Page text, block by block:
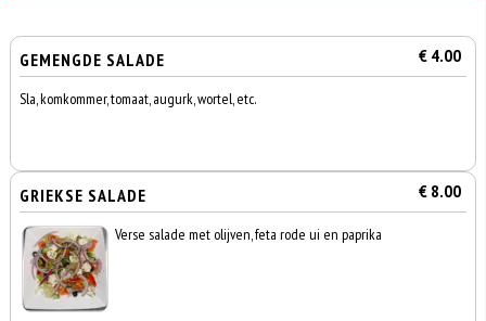
GEMENGDE SALADE € 4.00
Sla, komkommer, tomaat, augurk, wortel, etc.
GRIEKSE SALADE € 8.00
Verse salade met olijven, feta rode ui en paprika